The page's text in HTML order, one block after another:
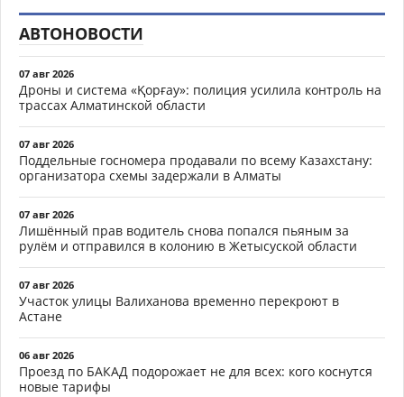
АВТОНОВОСТИ
07 авг 2026
Дроны и система «Қорғау»: полиция усилила контроль на
трассах Алматинской области
07 авг 2026
Поддельные госномера продавали по всему Казахстану:
организатора схемы задержали в Алматы
07 авг 2026
Лишённый прав водитель снова попался пьяным за
рулём и отправился в колонию в Жетысуской области
07 авг 2026
Участок улицы Валиханова временно перекроют в
Астане
06 авг 2026
Проезд по БАКАД подорожает не для всех: кого коснутся
новые тарифы